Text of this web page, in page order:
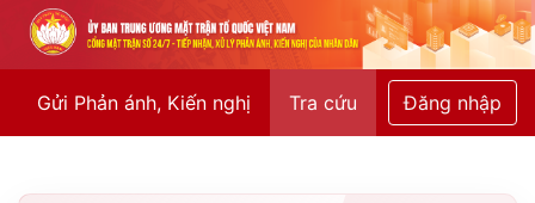
Gửi Phản ánh, Kiến nghị Tra cứu Đăng nhập